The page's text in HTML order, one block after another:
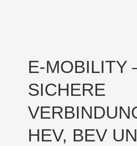
E-MOBILITY
SICHERE
HEV, BEV